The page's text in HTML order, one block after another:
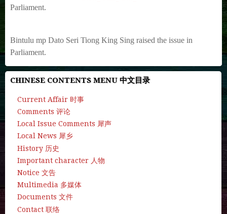
Parliament.
Bintulu mp Dato Seri Tiong King Sing raised the issue in
Parliament.
CHINESE CONTENTS MENU 中文目录
Current Affair 时事
Comments 评论
Local Issue Comments 犀声
Local News 犀乡
History 历史
Important character 人物
Notice 文告
Multimedia 多媒体
Documents 文件
Contact 联络